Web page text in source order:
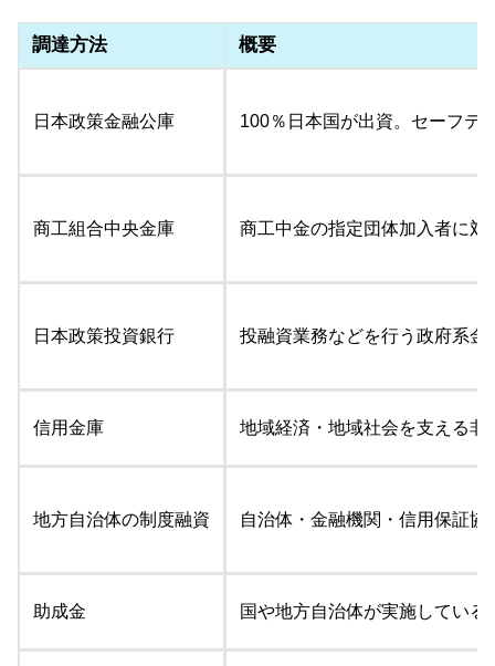
調達方法 概要
日本政策金融公庫 100％日本国が出資。セーフテ
商工組合中央金庫 商工中金の指定団体加入者に対
日本政策投資銀行 投融資業務などを行う政府系
信用金庫 地域経済・地域社会を支える
地方自治体の制度融資 自治体・金融機関・信用保証
助成金 国や地方自治体が実施してい